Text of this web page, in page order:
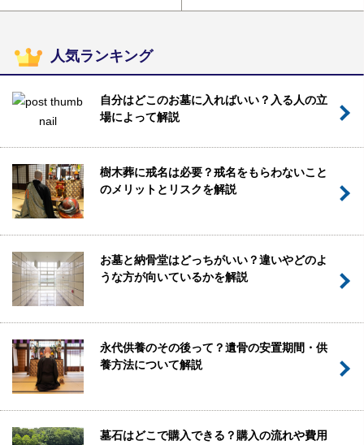
人気ランキング
自分はどこのお墓に入ればいい？入る人の立
場によって解説
樹木葬に戒名は必要？戒名をもらわないこと
のメリットとリスクを解説
お墓と納骨堂はどっちがいい？違いやどのよ
うな方が向いているかを解説
永代供養のその後って？遺骨の安置期間・供
養方法について解説
墓石はどこで購入できる？購入の流れや費用